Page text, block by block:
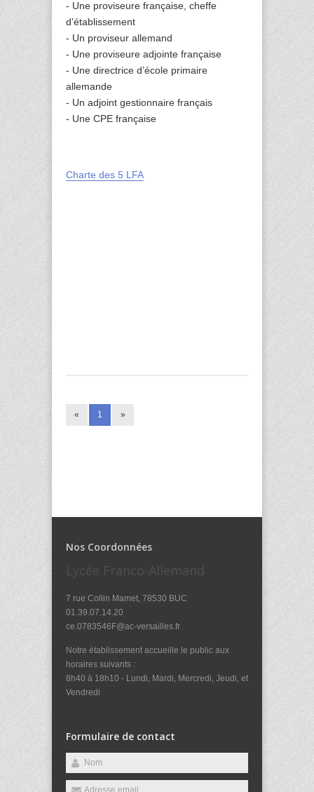
- Une proviseure française, cheffe
d’établissement
- Un proviseur allemand
- Une proviseure adjointe française
- Une directrice d’école primaire
allemande
- Un adjoint gestionnaire français
- Une CPE française
Charte des 5 LFA
« 1 »
Nos Coordonnées
Lycée Franco-Allemand
7 rue Collin Mamet, 78530 BUC
01.39.07.14.20
ce.0783546F@ac-versailles.fr
Notre établissement accueille le public aux
horaires suivants :
8h40 à 18h10 - Lundi, Mardi, Mercredi, Jeudi, et
Vendredi
Formulaire de contact